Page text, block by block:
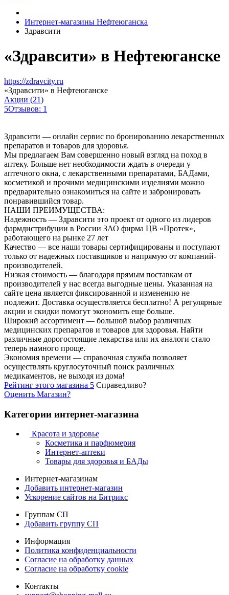
Интернет-магазины Нефтеюганска
Здравсити
«Здравсити» в Нефтеюганске
https://zdravcity.ru
«Здравсити» в Нефтеюганске
Акции (21)
5Отзывов: 1
Здравсити — онлайн сервис по бронированию лекарственных
препаратов и товаров для здоровья.
Мы предлагаем Вам совершенно новый взгляд на поход в
аптеку. Больше нет необходимости ждать в очереди у
аптечного окна, с лекарственными препаратами, БАДами,
косметикой и прочими медицинскими изделиями можно
предварительно ознакомиться на сайте и забронировать
понравившийся товар.
НАШИ ПРЕИМУЩЕСТВА:
Надежность — Здравсити это проект от одного из лидеров
фармдистрибуции в России ЗАО фирма ЦВ «Протек»,
работающего на рынке 27 лет
Качество — все наши товары сертифицированы и поступают
только от надежных поставщиков и напрямую от компаний-
производителей.
Низкая стоимость — благодаря прямым поставкам от
производителей у нас всегда выгодные цены. Указанная на
сайте цена является фиксированной и изменению не
подлежит. Доставка осуществляется бесплатно! А регулярные
акции и скидки помогут экономить еще больше.
Широкий ассортимент — большой выбор различных
медицинских препаратов и товаров для здоровья. Найти
различные дорогостоящие лекарства или их аналоги стало
теперь намного проще.
Экономия времени — справочная служба позволяет
осуществлять круглосуточный поиск различных
медикаментов, не выходя из дома!
Рейтинг этого магазина 5 Справедливо?
Оценить Магазин?
Категории интернет-магазина
Красота и здоровье
Косметика и парфюмерия
Интернет-аптеки
Товары для здоровья и БАДы
Интернет-магазинам
Добавить интернет-магазин
Ускорение сайтов на Битрикс
Группам СП
Добавить группу СП
Информация
Политика конфиденциальности
Согласие на обработку данных
Согласие на обработку cookie
Контакты